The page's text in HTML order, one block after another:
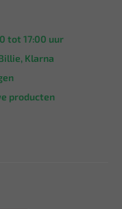
tot 17:00 uur
Klarna
producten